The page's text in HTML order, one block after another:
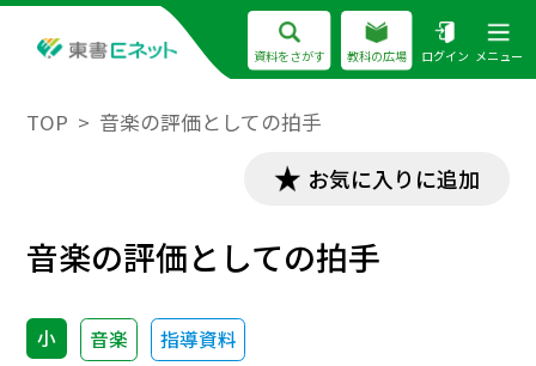
資料をさがす 教科の広場 ログイン メニュー
TOP 音楽の評価としての拍手
お気に入りに追加
音楽の評価としての拍手
小 音楽 指導資料